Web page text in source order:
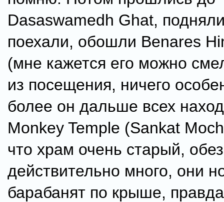
Dasaswamedh Ghat,
поехали, обошли Benares
(мне кажется его можно
из посещения, ничего
более он дальше всех
Monkey Temple (Sankat
что храм очень старый,
действительно много, они
барабанят по крыше,